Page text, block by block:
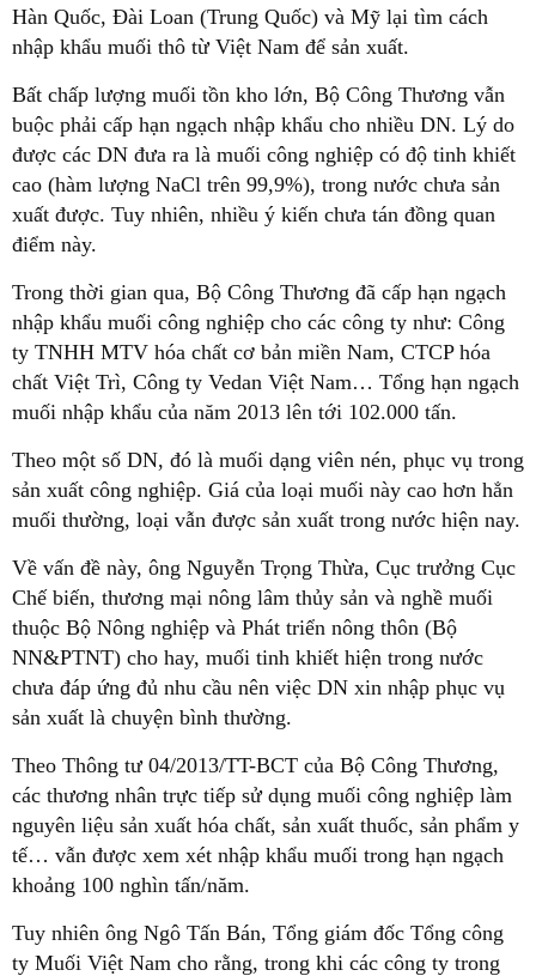
Hàn Quốc, Đài Loan (Trung Quốc) và Mỹ lại tìm cách
nhập khẩu muối thô từ Việt Nam để sản xuất.
Bất chấp lượng muối tồn kho lớn, Bộ Công Thương vẫn
buộc phải cấp hạn ngạch nhập khẩu cho nhiều DN. Lý do
được các DN đưa ra là muối công nghiệp có độ tinh khiết
cao (hàm lượng NaCl trên 99,9%), trong nước chưa sản
xuất được. Tuy nhiên, nhiều ý kiến chưa tán đồng quan
điểm này.
Trong thời gian qua, Bộ Công Thương đã cấp hạn ngạch
nhập khẩu muối công nghiệp cho các công ty như: Công
ty TNHH MTV hóa chất cơ bản miền Nam, CTCP hóa
chất Việt Trì, Công ty Vedan Việt Nam… Tổng hạn ngạch
muối nhập khẩu của năm 2013 lên tới 102.000 tấn.
Theo một số DN, đó là muối dạng viên nén, phục vụ trong
sản xuất công nghiệp. Giá của loại muối này cao hơn hẳn
muối thường, loại vẫn được sản xuất trong nước hiện nay.
Về vấn đề này, ông Nguyễn Trọng Thừa, Cục trưởng Cục
Chế biến, thương mại nông lâm thủy sản và nghề muối
thuộc Bộ Nông nghiệp và Phát triển nông thôn (Bộ
NN&PTNT) cho hay, muối tinh khiết hiện trong nước
chưa đáp ứng đủ nhu cầu nên việc DN xin nhập phục vụ
sản xuất là chuyện bình thường.
Theo Thông tư 04/2013/TT-BCT của Bộ Công Thương,
các thương nhân trực tiếp sử dụng muối công nghiệp làm
nguyên liệu sản xuất hóa chất, sản xuất thuốc, sản phẩm y
tế… vẫn được xem xét nhập khẩu muối trong hạn ngạch
khoảng 100 nghìn tấn/năm.
Tuy nhiên ông Ngô Tấn Bán, Tổng giám đốc Tổng công
ty Muối Việt Nam cho rằng, trong khi các công ty trong